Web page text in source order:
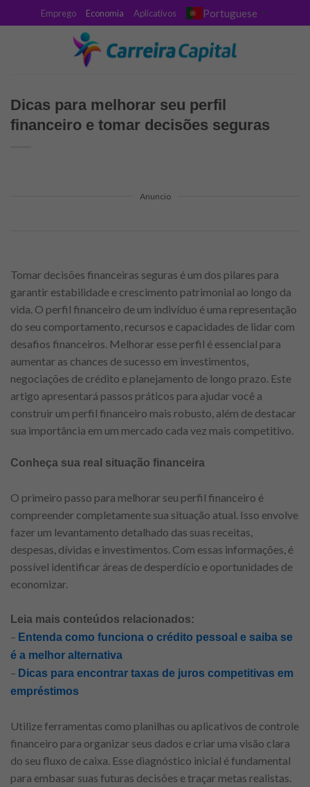
to
Emprego Economia Aplicativos Portuguese ▼
Dicas para melhorar seu perfil
financeiro e tomar decisões seguras
Anuncio
Tomar decisões financeiras seguras é um dos pilares para
garantir estabilidade e crescimento patrimonial ao longo da
vida. O perfil financeiro de um indivíduo é uma representação
do seu comportamento, recursos e capacidades de lidar com
desafios financeiros. Melhorar esse perfil é essencial para
aumentar as chances de sucesso em investimentos,
negociações de crédito e planejamento de longo prazo. Este
artigo apresentará passos práticos para ajudar você a
construir um perfil financeiro mais robusto, além de destacar
sua importância em um mercado cada vez mais competitivo.
Conheça sua real situação financeira
O primeiro passo para melhorar seu perfil financeiro é
compreender completamente sua situação atual. Isso envolve
fazer um levantamento detalhado das suas receitas,
despesas, dívidas e investimentos. Com essas informações, é
possível identificar áreas de desperdício e oportunidades de
economizar.
Leia mais conteúdos relacionados:
– Entenda como funciona o crédito pessoal e saiba se
é a melhor alternativa
– Dicas para encontrar taxas de juros competitivas em
empréstimos
Utilize ferramentas como planilhas ou aplicativos de controle
financeiro para organizar seus dados e criar uma visão clara
do seu fluxo de caixa. Esse diagnóstico inicial é fundamental
para embasar suas futuras decisões e traçar metas realistas.